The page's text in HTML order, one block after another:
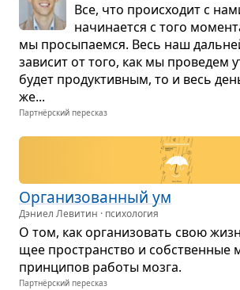
Все, что про­ис­хо­дит с
начи­на­ется с того
мы про­сы­па­емся. Весь наш
зави­сит от того, как мы про­ве­дем
будет про­дук­тив­ным, то и весь
же...
Партнёрский пересказ
Орга­ни­зо­ван­ный ум
Дэниел Левитин · психология
О том, как орга­ни­зо­вать свою
щее про­стран­ство и соб­ствен­ные
прин­ци­пов работы мозга.
Партнёрский пересказ